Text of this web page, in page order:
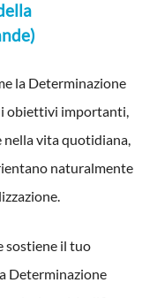
la Determinazione
obiettivi importanti,
vita quotidiana,
naturalmente
sostiene il tuo
Determinazione